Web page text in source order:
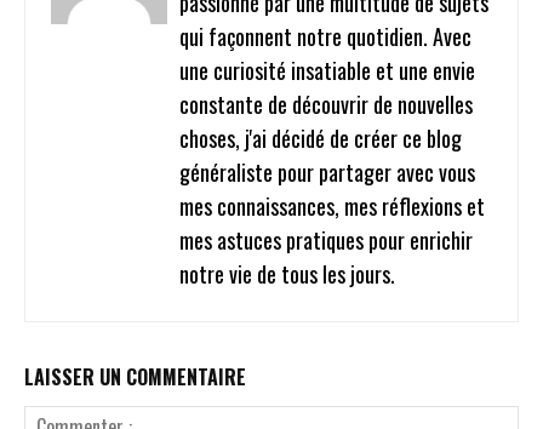
qui façonnent notre quotidien. Avec
une curiosité insatiable et une envie
constante de découvrir de nouvelles
choses, j'ai décidé de créer ce blog
généraliste pour partager avec vous
mes connaissances, mes réflexions et
mes astuces pratiques pour enrichir
notre vie de tous les jours.
LAISSER UN COMMENTAIRE